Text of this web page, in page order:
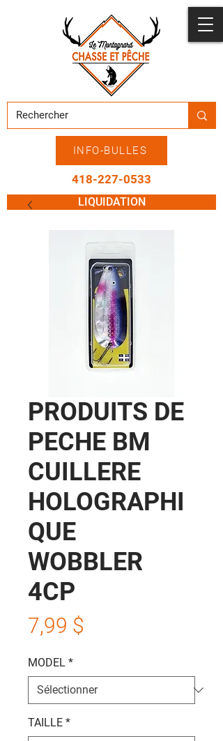
INFO-BULLES
418-227-0533
LIQUIDATION
PRODUITS DE
PECHE BM
CUILLERE
HOLOGRAPHI
QUE
WOBBLER
4CP
7,99 $
MODEL *
TAILLE *